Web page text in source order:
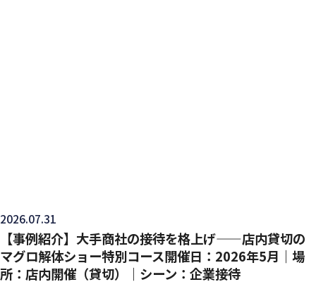
2026.07.31
【事例紹介】大手商社の接待を格上げ——店内貸切の
マグロ解体ショー特別コース開催日：2026年5月｜場
所：店内開催（貸切）｜シーン：企業接待